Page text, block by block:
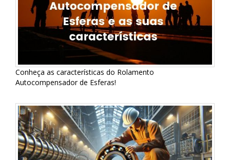
Conheça as características do Rolamento
Autocompensador de Esferas!